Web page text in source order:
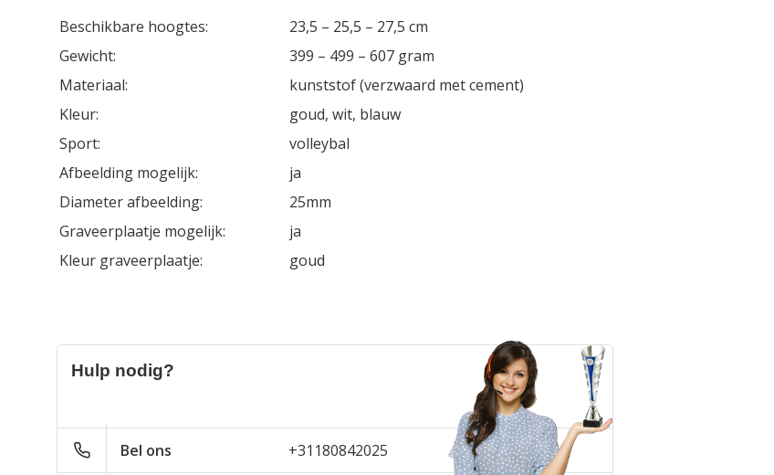
Beschikbare hoogtes:
23,5 – 25,5 – 27,5 cm
Gewicht:
399 – 499 – 607 gram
Materiaal:
kunststof (verzwaard met cement)
Kleur:
goud, wit, blauw
Sport:
volleybal
Afbeelding mogelijk:
ja
Diameter afbeelding:
25mm
Graveerplaatje mogelijk:
ja
Kleur graveerplaatje:
goud
Hulp nodig?
Bel ons +31180842025